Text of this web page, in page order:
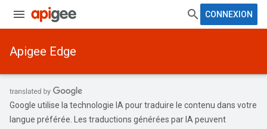
CONNEXION
Apigee Edge
Google utilise la technologie IA pour traduire le contenu dans votre
langue préférée. Les traductions générées par IA peuvent